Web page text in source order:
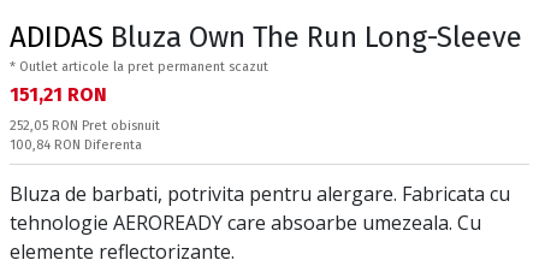
ADIDAS Bluza Own The Run Long-Sleeve
* Outlet articole la pret permanent scazut
Текуща цена:
151,21 RON
Pret obisnuit:
252,05 RON Pret obisnuit
Спестявате:
100,84 RON Diferenta
Bluza de barbati, potrivita pentru alergare. Fabricata cu
tehnologie AEROREADY care absoarbe umezeala. Cu
elemente reflectorizante.